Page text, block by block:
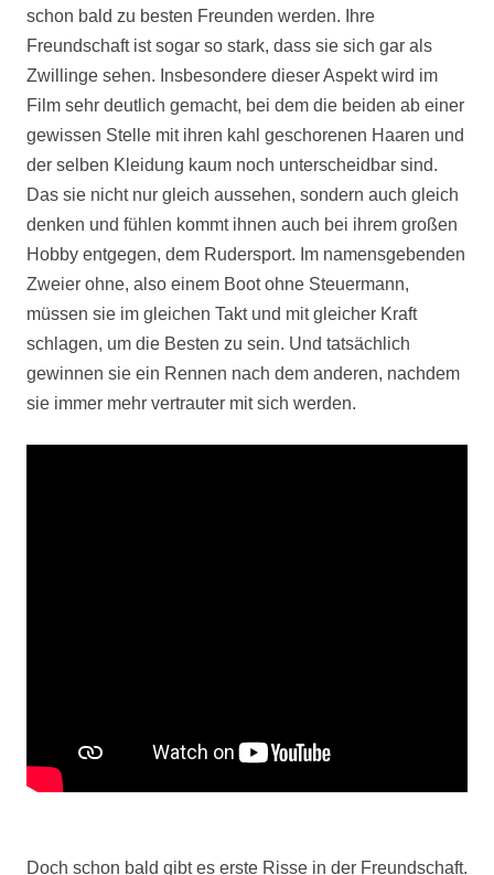
schon bald zu besten Freunden werden. Ihre
Freundschaft ist sogar so stark, dass sie sich gar als
Zwillinge sehen. Insbesondere dieser Aspekt wird im
Film sehr deutlich gemacht, bei dem die beiden ab einer
gewissen Stelle mit ihren kahl geschorenen Haaren und
der selben Kleidung kaum noch unterscheidbar sind.
Das sie nicht nur gleich aussehen, sondern auch gleich
denken und fühlen kommt ihnen auch bei ihrem großen
Hobby entgegen, dem Rudersport. Im namensgebenden
Zweier ohne, also einem Boot ohne Steuermann,
müssen sie im gleichen Takt und mit gleicher Kraft
schlagen, um die Besten zu sein. Und tatsächlich
gewinnen sie ein Rennen nach dem anderen, nachdem
sie immer mehr vertrauter mit sich werden.
Doch schon bald gibt es erste Risse in der Freundschaft.